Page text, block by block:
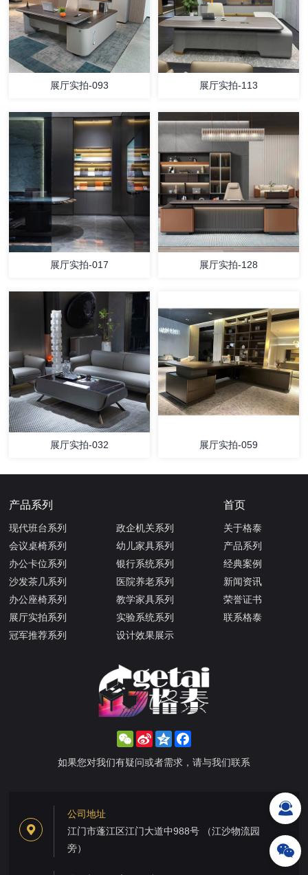
展厅实拍-093 展厅实拍-113
展厅实拍-017 展厅实拍-128
展厅实拍-032 展厅实拍-059
产品系列
现代班台系列
会议桌椅系列
办公卡位系列
沙发茶几系列
办公座椅系列
展厅实拍系列
冠军推荐系列
政企机关系列
幼儿家具系列
银行系统系列
医院养老系列
教学家具系列
实验系统系列
设计效果展示
首页
关于格泰
产品系列
经典案例
新闻资讯
荣誉证书
联系格泰
WeChat
Sina
Weibo
Qzone
如果您对我们有疑问或者需求，请与我们联系
公司地址
江门市蓬江区江门大道中988号 （江沙物流园
旁）